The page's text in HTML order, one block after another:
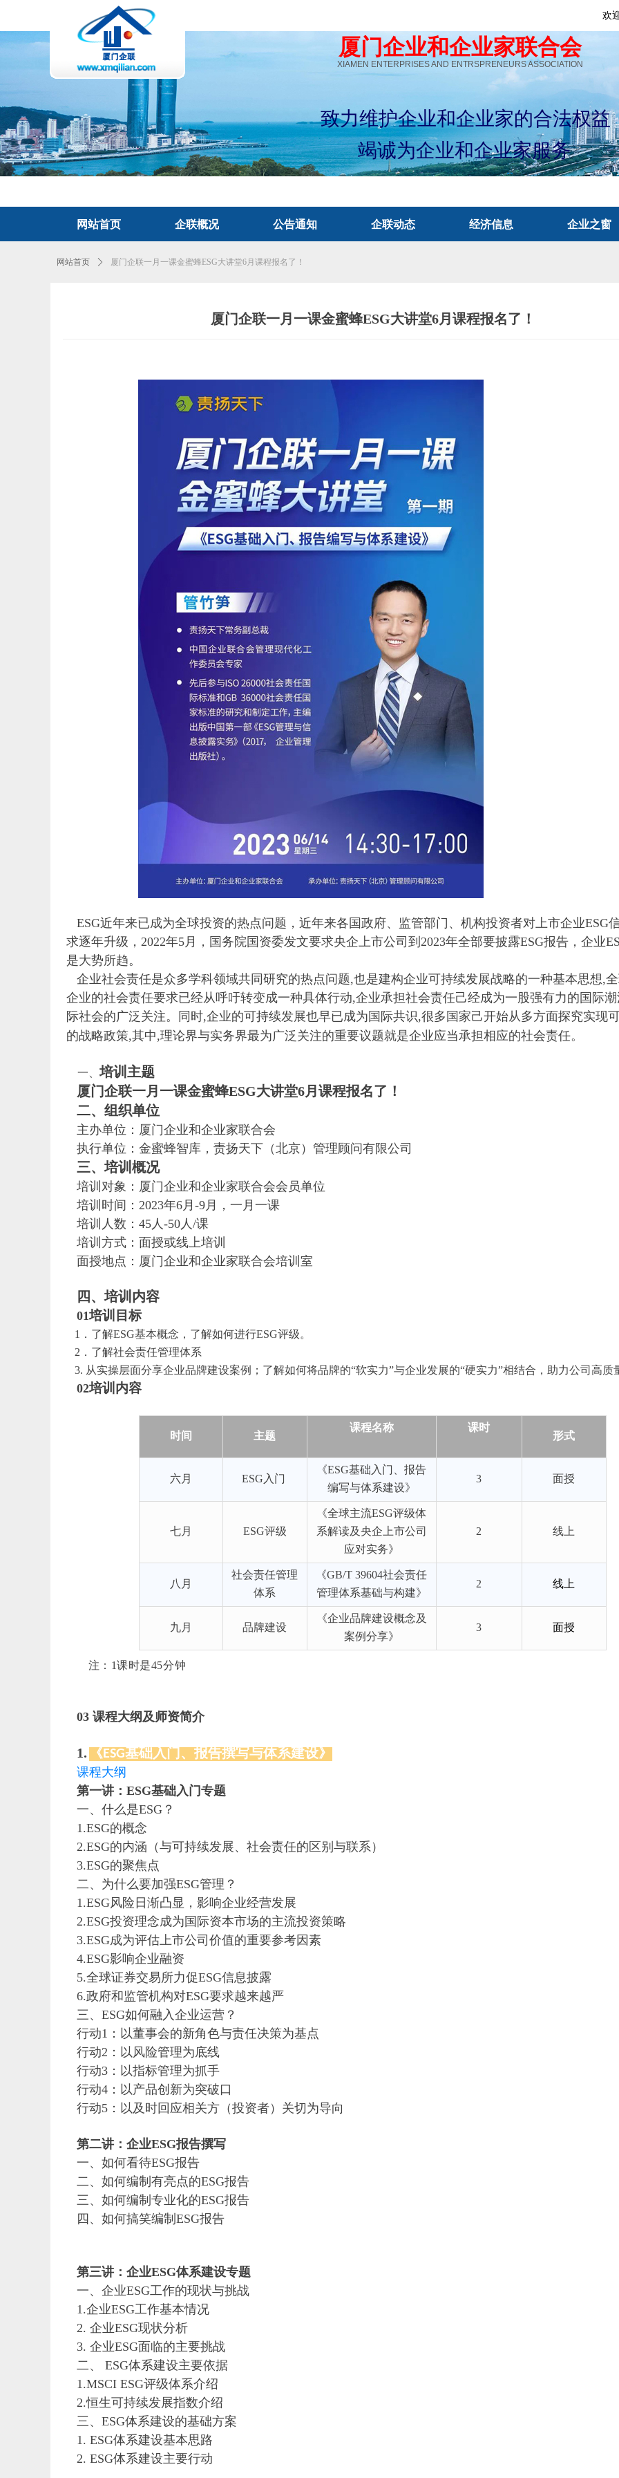
欢
致力维护企业和企业家的合法权益
竭诚为企业和企业家服务
厦门企业和企业家联合会
XIAMEN ENTERPRISES AND ENTRSPRENEURS ASSOCIATION
网站首页 企联概况 公告通知 企联动态 经济信息 企业之窗
网站首页 ꄲ 厦门企联一月一课金蜜蜂ESG大讲堂6月课程报名了！
厦门企联一月一课金蜜蜂ESG大讲堂6月课程报名了！
ESG近年来已成为全球投资的热点问题，近年来各国政府、监管部门、机构投资者对上市企业ESG
求逐年升级，2022年5月，国务院国资委发文要求央企上市公司到2023年全部要披露ESG报告，企业
是大势所趋。
企业社会责任是众多学科领域共同研究的热点问题,也是建构企业可持续发展战略的一种基本思想,
企业的社会责任要求已经从呼吁转变成一种具体行动,企业承担社会责任己经成为一股强有力的国际
际社会的广泛关注。同时,企业的可持续发展也早已成为国际共识,很多国家己开始从多方面探究实现
的战略政策,其中,理论界与实务界最为广泛关注的重要议题就是企业应当承担相应的社会责任。
一、培训主题
厦门企联一月一课金蜜蜂ESG大讲堂6月课程报名了！
二、组织单位
主办单位：厦门企业和企业家联合会
执行单位：金蜜蜂智库，责扬天下（北京）管理顾问有限公司
三、培训概况
培训对象：厦门企业和企业家联合会会员单位
培训时间：2023年6月-9月，一月一课
培训人数：45人-50人/课
培训方式：面授或线上培训
面授地点：厦门企业和企业家联合会培训室
四、培训内容
01培训目标
1 ．了解ESG基本概念，了解如何进行ESG评级。
2 ．了解社会责任管理体系
3. 从实操层面分享企业品牌建设案例；了解如何将品牌的“软实力”与企业发展的“硬实力”相结合，助力公司高质
02培训内容
时间 主题
课程名称 课时
形式
六月 ESG 入门
《ESG基础入门、报告
编写与体系建设》
3 面授
七月 ESG评级
《全球主流ESG评级体
系解读及央企上市公司
应对实务》
2 线上
八月
社会责任管理
体系
《GB/T 39604社会责任
管理体系基础与构建》
2 线上
九月 品牌建设
《企业品牌建设概念及
案例分享》
3 面授
注：1课时是45分钟
03 课程大纲及师资简介
1. 《ESG基础入门、报告撰写与体系建设》
课程大纲
第一讲：ESG基础入门专题
一、什么是ESG？
1.ESG的概念
2.ESG的内涵（与可持续发展、社会责任的区别与联系）
3.ESG的聚焦点
二、为什么要加强ESG管理？
1.ESG风险日渐凸显，影响企业经营发展
2.ESG投资理念成为国际资本市场的主流投资策略
3.ESG成为评估上市公司价值的重要参考因素
4.ESG影响企业融资
5.全球证券交易所力促ESG信息披露
6.政府和监管机构对ESG要求越来越严
三、ESG如何融入企业运营？
行动1：以董事会的新角色与责任决策为基点
行动2：以风险管理为底线
行动3：以指标管理为抓手
行动4：以产品创新为突破口
行动5：以及时回应相关方（投资者）关切为导向
第二讲：企业ESG报告撰写
一、如何看待ESG报告
二、如何编制有亮点的ESG报告
三、如何编制专业化的ESG报告
四、如何搞笑编制ESG报告
第三讲：企业ESG体系建设专题
一、企业ESG工作的现状与挑战
1.企业ESG工作基本情况
2. 企业ESG现状分析
3. 企业ESG面临的主要挑战
二、 ESG体系建设主要依据
1.MSCI ESG评级体系介绍
2.恒生可持续发展指数介绍
三、ESG体系建设的基础方案
1. ESG体系建设基本思路
2. ESG体系建设主要行动